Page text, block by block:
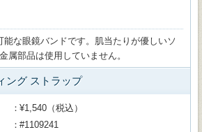
能な眼鏡バンドです。肌当たりが優しいソ
属部品は使用していません。
ング ストラップ
¥1,540（税込）
#1109241